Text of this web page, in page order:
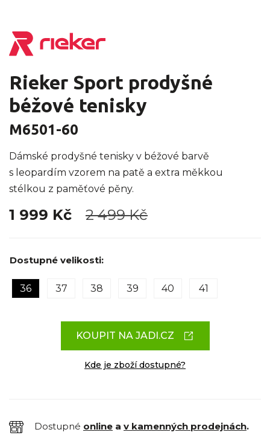
Rieker Sport prodyšné
béžové tenisky
M6501-60
Dámské prodyšné tenisky v béžové barvě
s leopardím vzorem na patě a extra měkkou
stélkou z paměťové pěny.
1 999 Kč 2 499 Kč
Dostupné velikosti:
36 37 38 39 40 41
KOUPIT NA JADI.CZ
Kde je zboží dostupné?
Dostupné online a v kamenných prodejnách.